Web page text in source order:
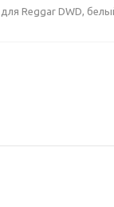
Reggar DWD,